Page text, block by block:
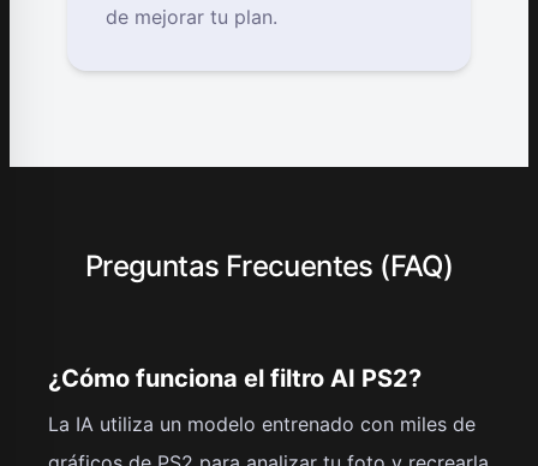
de mejorar tu plan.
Preguntas Frecuentes (FAQ)
¿Cómo funciona el filtro AI PS2?
La IA utiliza un modelo entrenado con miles de